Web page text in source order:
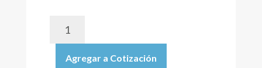
2000
MATRAZ
Agregar a Cotización